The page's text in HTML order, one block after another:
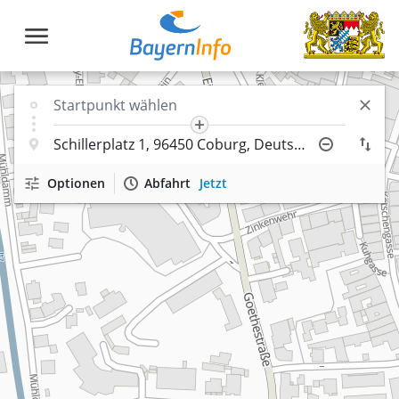
Optionen Abfahrt Jetzt